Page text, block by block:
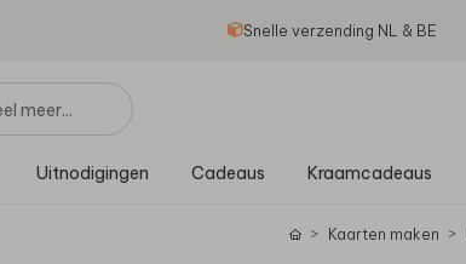
Snelle verzending NL & BE
Uitnodigingen Cadeaus Kraamcadeaus
Kaarten maken